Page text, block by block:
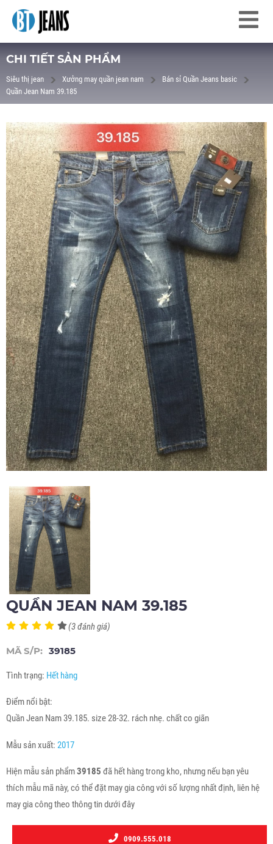
CHI TIẾT SẢN PHẨM
Siêu thị jean Xưởng may quần jean nam
Bán sỉ Quần Jeans basic
Quần Jean Nam 39.185
QUẦN JEAN NAM 39.185
(3 đánh giá)
MÃ S/P: 39185
Tình trạng: Hết hàng
Điểm nổi bật:
Quần Jean Nam 39.185. size 28-32. rách nhẹ. chất co giãn
Mẫu sản xuất: 2017
Hiện mẫu sản phẩm39185 đã hết hàng trong kho, nhưng nếu bạn yêu
thích mẫu mã này, có thể đặt may gia công với số lượng nhất định, liên hệ
may gia công theo thông tin dưới đây
0909.555.018